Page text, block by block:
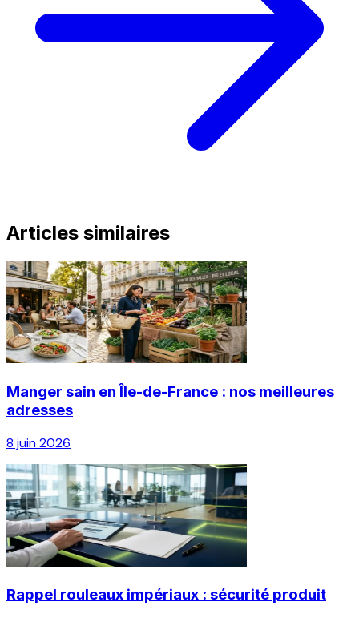
Articles similaires
Manger sain en Île-de-France : nos meilleures
adresses
8 juin 2026
Rappel rouleaux impériaux : sécurité produit